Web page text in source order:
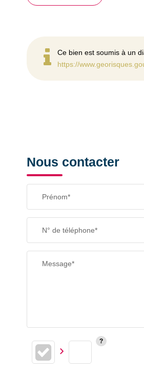
Ce bien est soumis à un
https://
Nous contacter
Prénom*
N° de téléphone*
Message*